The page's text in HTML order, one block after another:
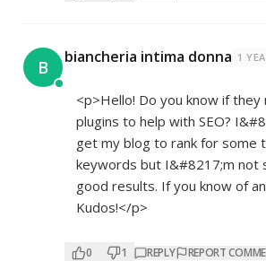
B biancheria intima donna 1
<p>Hello! Do you know if they
plugins to help with SEO?
get my blog to rank for some
keywords but I&#8217;m not
good results. If you know of
Kudos!</p>
0 1 REPLY REPORT